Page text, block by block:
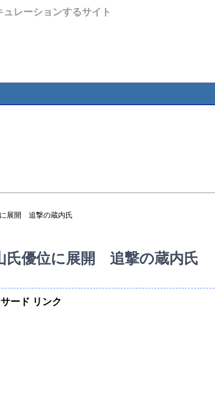
レーションするサイト
に展開 追撃の蔵内氏
氏優位に展開 追撃の蔵内氏
ード リンク